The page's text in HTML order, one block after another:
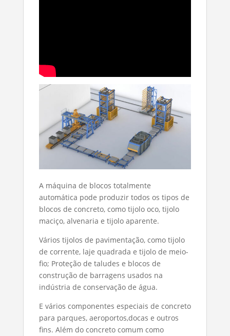
A máquina de blocos totalmente
automática pode produzir todos os tipos de
blocos de concreto, como tijolo oco, tijolo
maciço, alvenaria e tijolo aparente.
Vários tijolos de pavimentação, como tijolo
de corrente, laje quadrada e tijolo de meio-
fio; Proteção de taludes e blocos de
construção de barragens usados ​​na
indústria de conservação de água.
E vários componentes especiais de concreto
para parques, aeroportos,docas e outros
fins. Além do concreto comum como